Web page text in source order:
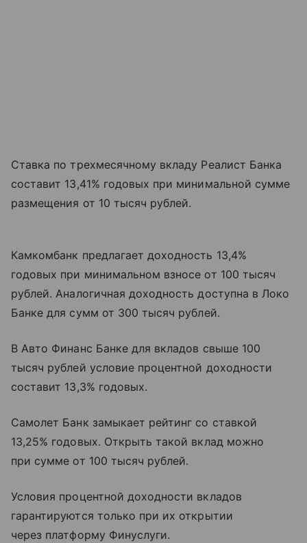
Ставка по трехмесячному вкладу Реалист Банка
составит 13,41% годовых при минимальной сумме
размещения от 10 тысяч рублей.
Камкомбанк предлагает доходность 13,4%
годовых при минимальном взносе от 100 тысяч
рублей. Аналогичная доходность доступна в Локо
Банке для сумм от 300 тысяч рублей.
В Авто Финанс Банке для вкладов свыше 100
тысяч рублей условие процентной доходности
составит 13,3% годовых.
Самолет Банк замыкает рейтинг со ставкой
13,25% годовых. Открыть такой вклад можно
при сумме от 100 тысяч рублей.
Условия процентной доходности вкладов
гарантируются только при их открытии
через платформу Финуслуги.